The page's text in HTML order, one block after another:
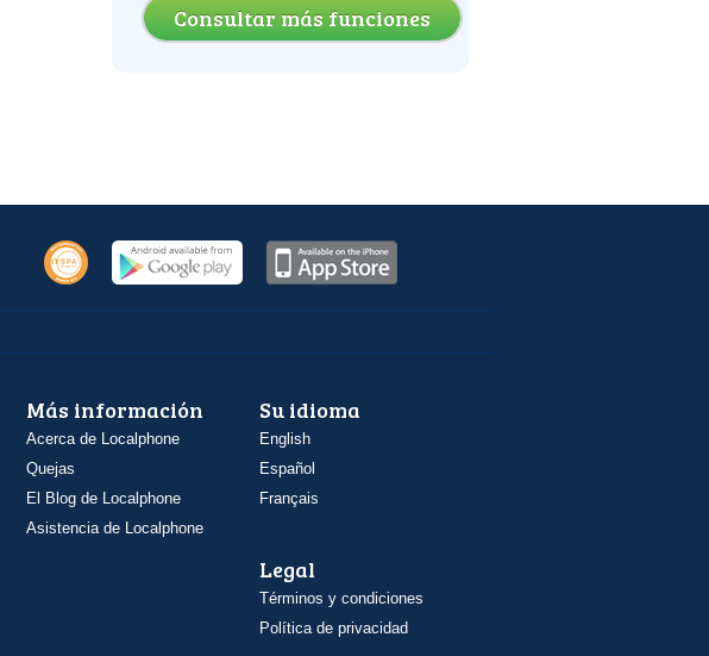
Consultar más funciones
Más información
Acerca de Localphone
Quejas
El Blog de Localphone
Asistencia de Localphone
Su idioma
English
Español
Français
Legal
Términos y condiciones
Política de privacidad